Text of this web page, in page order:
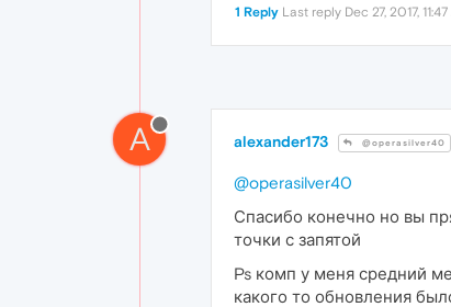
1 Reply Last reply Dec 27, 2017,
A alexander173 @operasilver40
@operasilver40
Спасибо конечно но вы
точки с запятой
Ps комп у меня средний
какого то обновления